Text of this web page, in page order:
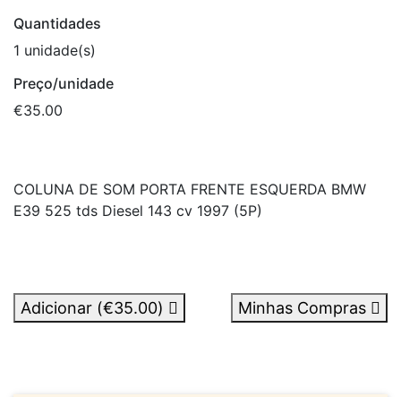
Quantidades
1 unidade(s)
Preço/unidade
€35.00
COLUNA DE SOM PORTA FRENTE ESQUERDA BMW
E39 525 tds Diesel 143 cv 1997 (5P)
Adicionar (€35.00) Minhas Compras